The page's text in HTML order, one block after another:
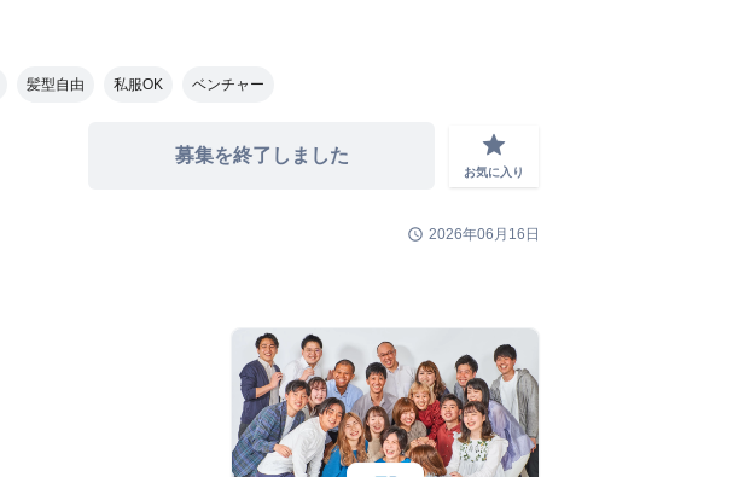
髪型自由 私服OK ベンチャー
募集を終了しました grade
お気に入り
schedule 2026年06月16日